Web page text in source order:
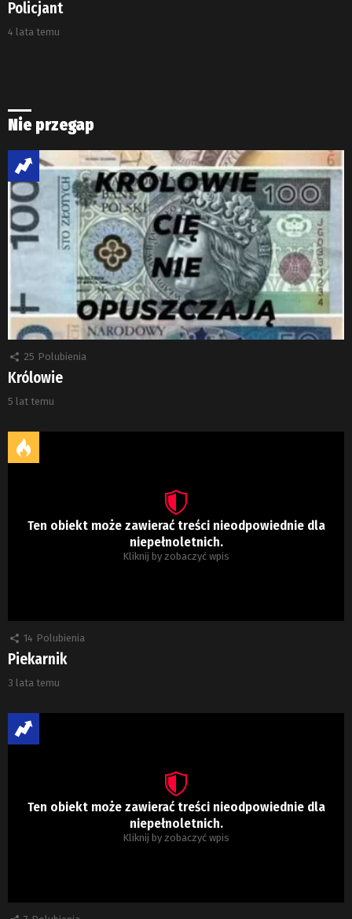
Policjant
4 lata temu
Nie przegap
25 Polubienia
Królowie
5 lat temu
Ten obiekt może zawierać treści nieodpowiednie dla
niepełnoletnich.
Kliknij by zobaczyć wpis
14 Polubienia
Piekarnik
3 lata temu
Ten obiekt może zawierać treści nieodpowiednie dla
niepełnoletnich.
Kliknij by zobaczyć wpis